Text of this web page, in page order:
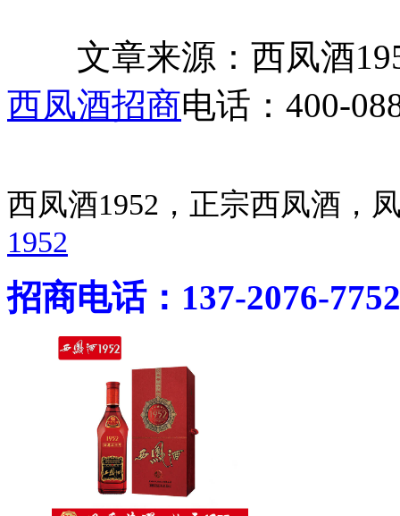
文章来源：西凤酒
西凤酒招商电话：400-
西凤酒1952，正宗西凤酒
1952
招商电话：137-2076-7752